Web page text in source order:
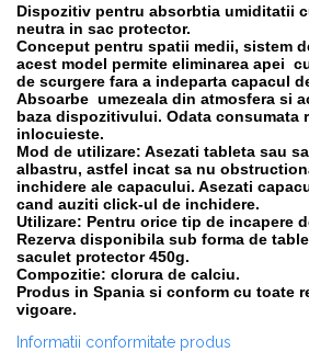
Dispozitiv pentru absorbtia umiditatii
neutra in sac protector.
Conceput pentru spatii medii, sistem
acest model permite eliminarea apei
de scurgere fara a indeparta capacul
Absoarbe umezeala din atmosfera si
baza dispozitivului. Odata consumata
inlocuieste.
Mod de utilizare: Asezati tableta sau
albastru, astfel incat sa nu
inchidere ale capacului. Asezati
cand auziti click-ul de inchidere.
Utilizare: Pentru orice tip de incapere
Rezerva disponibila sub forma de
saculet protector 450g.
Compozitie: clorura de calciu.
Produs in Spania si conform cu toate
vigoare.
Informatii conformitate produs